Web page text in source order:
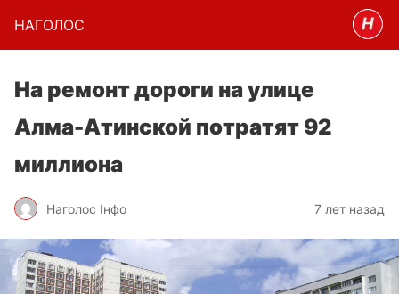
НАГОЛОC
На ремонт дороги на улице
Алма-Атинской потратят 92
миллиона
Наголос Інфо 7 лет назад